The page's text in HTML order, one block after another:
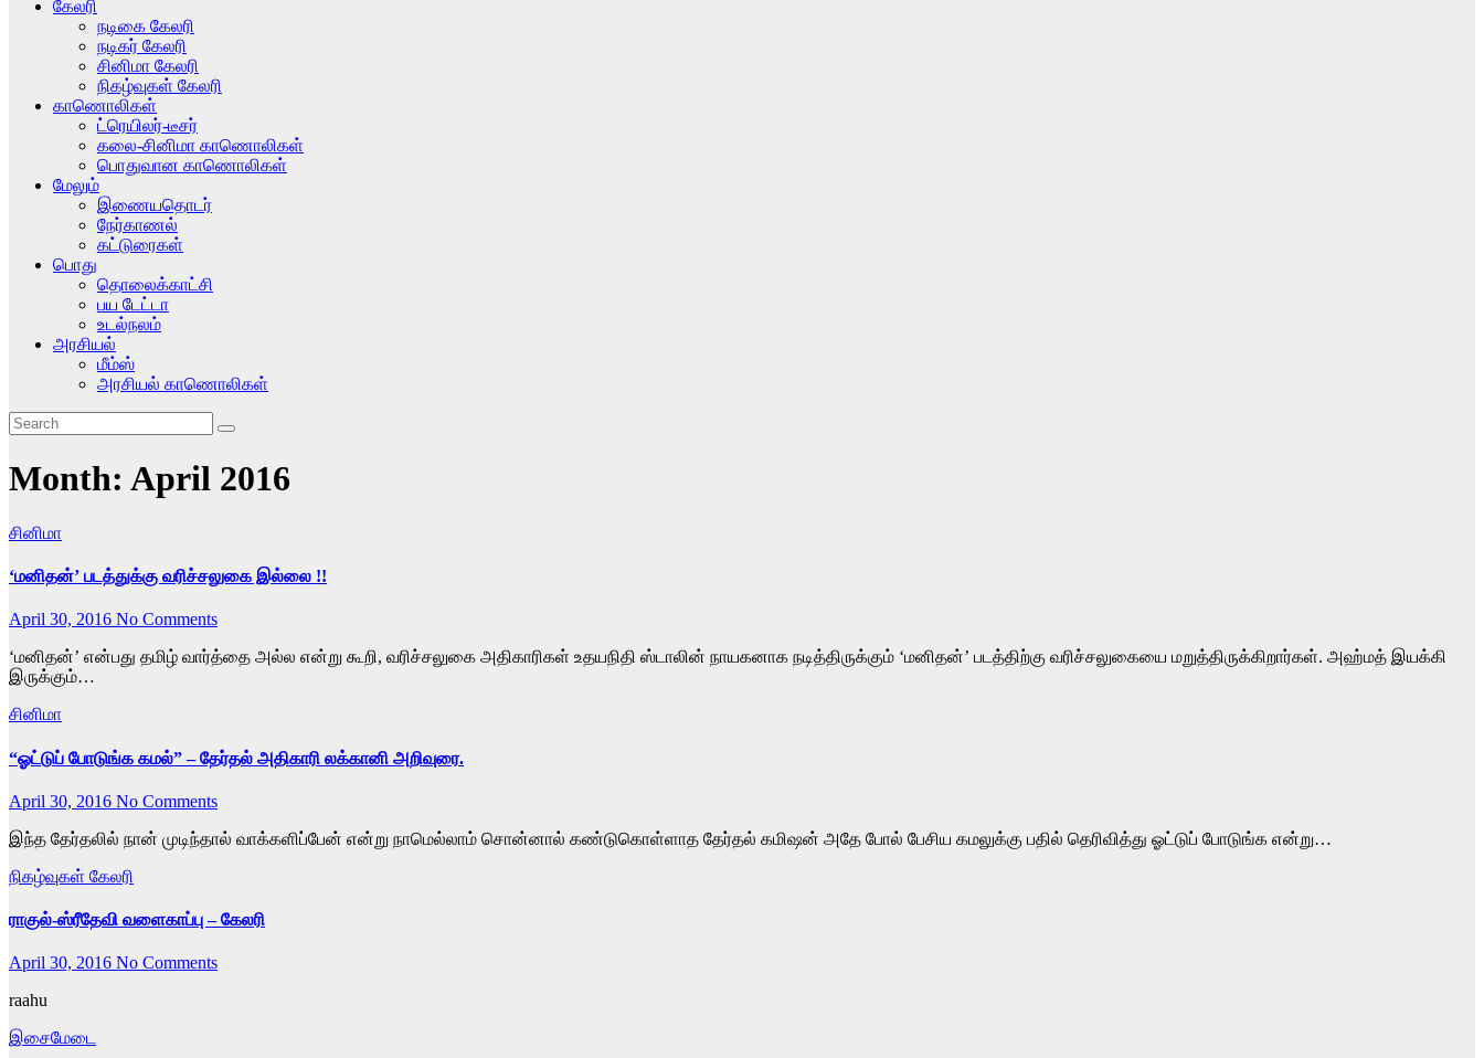
கேலரி
நடிகை கேலரி
நடிகர் கேலரி
சினிமா கேலரி
நிகழ்வுகள் கேலரி
காணொலிகள்
ட்ரெயிலர்-டீசர்
கலை-சினிமா காணொலிகள்
பொதுவான காணொலிகள்
மேலும்
இணையதொடர்
நேர்காணல்
கட்டுரைகள்
பொது
தொலைக்காட்சி
பய டேட்டா
உடல்நலம்
அரசியல்
மீம்ஸ்
அரசியல் காணொலிகள்
Month: April 2016
சினிமா
‘மனிதன்’ படத்துக்கு வரிச்சலுகை இல்லை !!
April 30, 2016 No Comments
‘மனிதன்’ என்பது தமிழ் வார்த்தை அல்ல என்று கூறி, வரிச்சலுகை அதிகாரிகள் உதயநிதி ஸ்டாலின் நாயகனாக நடித்திருக்கும் ‘மனிதன்’ படத்திற்கு வரிச்சலுகையை மறுத்திருக்கிறார்கள். அஹ்மத் இயக்கி
இருக்கும்…
சினிமா
“ஓட்டுப் போடுங்க கமல்” – தேர்தல் அதிகாரி லக்கானி அறிவுரை.
April 30, 2016 No Comments
இந்த தேர்தலில் நான் முடிந்தால் வாக்களிப்பேன் என்று நாமெல்லாம் சொன்னால் கண்டுகொள்ளாத தேர்தல் கமிஷன் அதே போல் பேசிய கமலுக்கு பதில் தெரிவித்து ஓட்டுப் போடுங்க என்று…
நிகழ்வுகள் கேலரி
ராகுல்-ஸ்ரீதேவி வளைகாப்பு – கேலரி
April 30, 2016 No Comments
raahu
இசைமேடை